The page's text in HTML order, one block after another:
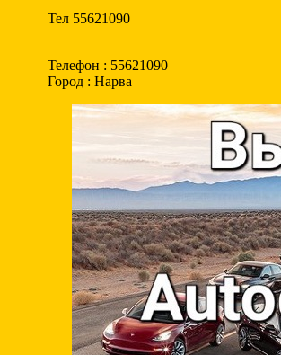
Тел 55621090
Телефон : 55621090
Город : Нарва